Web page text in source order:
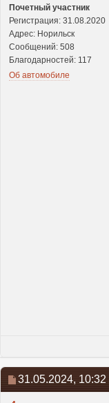
Почетный участник
Регистрация: 31.08.2020
Адрес: Норильск
Сообщений: 508
Благодарностей: 117
Об автомобиле
31.05.2024, 10:32